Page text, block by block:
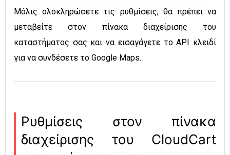
Μόλις ολοκληρώσετε τις ρυθμίσεις, θα πρέπει να
μεταβείτε στον πίνακα διαχείρισης του
καταστήματος σας και να εισαγάγετε το API κλειδί
για να συνδέσετε το Google Maps.
Ρυθμίσεις στον πίνακα
διαχείρισης του CloudCart